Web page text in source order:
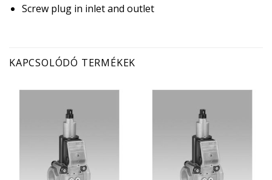
Screw plug in inlet and outlet
KAPCSOLÓDÓ TERMÉKEK